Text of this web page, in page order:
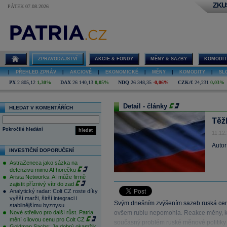
PÁTEK 07.08.2026
ZPRAVODAJSTVÍ AKCIE & FONDY MĚNY & SAZBY
PŘEHLED ZPRÁV AKCIOVÉ EKONOMICKÉ MĚNY KOMODITY
PX 2 805,12 1,30% DAX 26 140,13 0,05% NDQ 26 348,35 -0,06% CZK/€ 24,231 0,03%
HLEDAT V KOMENTÁŘÍCH
hledat
Pokročilé hledání
INVESTIČNÍ DOPORUČENÍ
AstraZeneca jako sázka na
defenzivu mimo AI horečku
Arista Networks: AI může firmě
zajistit příznivý vítr do zad
Analytický radar: Colt CZ roste díky
vyšší marži, širší integraci i
stabilnějšímu byznysu
Nové střelivo pro další růst. Patria
mění cílovou cenu pro Colt CZ
Detail - články
Svým dnešním zvýšením sazeb ruská
ovšem rublu nepomohla. Reakce
současný problém ruské měnové